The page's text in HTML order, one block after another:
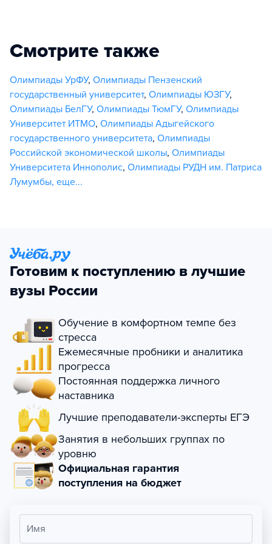
Смотрите также
Олимпиады УрФУ, Олимпиады Пензенский
государственный университет, Олимпиады ЮЗГУ,
Олимпиады БелГУ, Олимпиады ТюмГУ, Олимпиады
Университет ИТМО, Олимпиады Адыгейского
государственного университета, Олимпиады
Российской экономической школы, Олимпиады
Университета Иннополис, Олимпиады РУДН им. Патриса
Лумумбы, еще...
Готовим к поступлению в лучшие
вузы России
Обучение в комфортном темпе без
стресса
Ежемесячные пробники и аналитика
прогресса
Постоянная поддержка личного
наставника
Лучшие преподаватели-эксперты ЕГЭ
Занятия в небольших группах по
уровню
Официальная гарантия
поступления на бюджет
Имя